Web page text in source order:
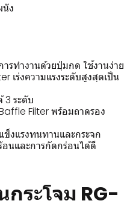
นัง
ารทำงานด้วยปุ่มกด ใช้งานง่าย
เร่งความแรงระดับสูงสุดเป็น
3 ระดับ
Filter พร้อมถาดรอง
ข็งแรงทนทานและกระจก
นและการกัดกร่อนได้ดี
กระโจม RG-